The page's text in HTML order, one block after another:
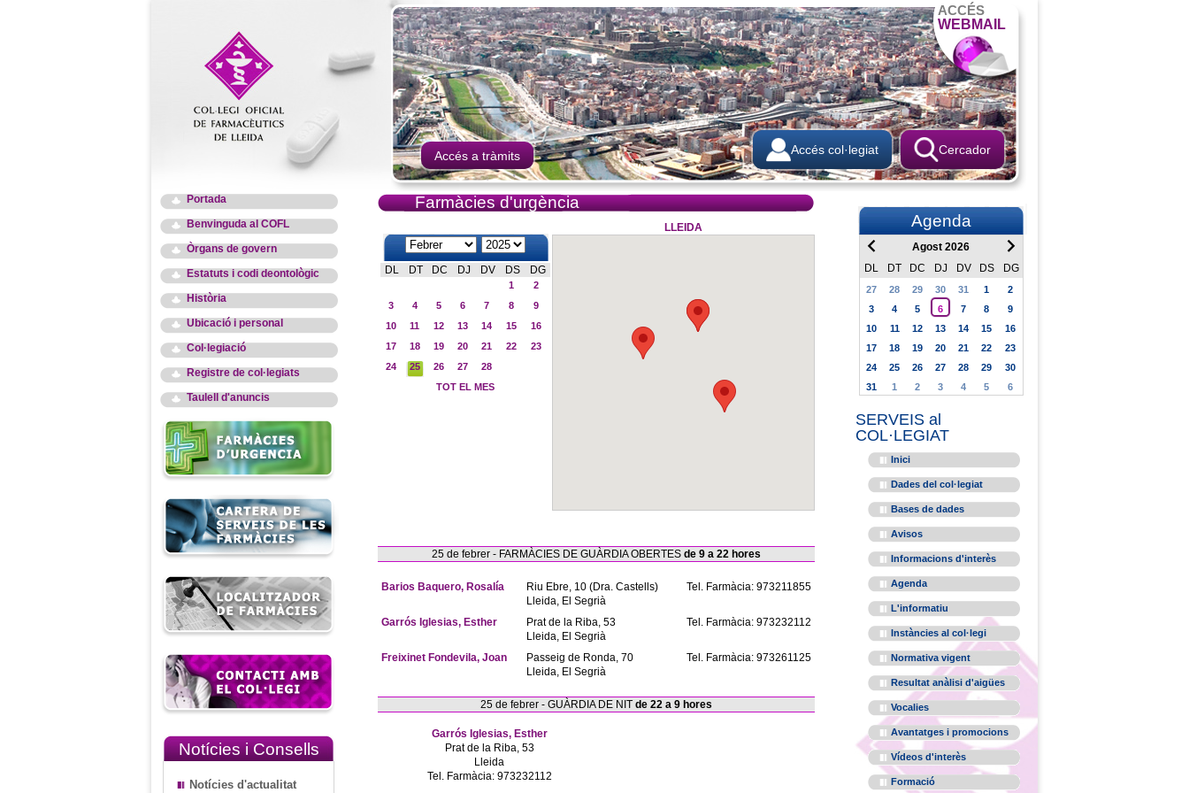
ACCÉS
WEBMAIL
Accés a tràmits Cercador
Accés col·legiat
Portada
Benvinguda al COFL
Òrgans de govern
Estatuts i codi deontològic
Història
Ubicació i personal
Col·legiació
Registre de col·legiats
Taulell d'anuncis
Notícies i Consells
Notícies d'actualitat
Farmàcies d'urgència
DL DT DC DJ DV DS DG
1
2
3
4 5 6 7 8
9
10
11 12 13 14 15
16
17
18 19 20 21 22
23
24
25 26 27
28
TOT EL MES
LLEIDA
25 de febrer - FARMÀCIES DE GUÀRDIA OBERTES de 9 a 22 hores
Barios Baquero, Rosalía
Riu Ebre, 10 (Dra. Castells)
Lleida, El Segrià
Tel. Farmàcia: 973211855
Garrós Iglesias, Esther
Prat de la Riba, 53
Lleida, El Segrià
Tel. Farmàcia: 973232112
Freixinet Fondevila, Joan
Passeig de Ronda, 70
Lleida, El Segrià
Tel. Farmàcia: 973261125
25 de febrer - GUÀRDIA DE NIT de 22 a 9 hores
Garrós Iglesias, Esther
Prat de la Riba, 53
Lleida
Tel. Farmàcia: 973232112
Agenda
Agost 2026
DL
DT DC DJ DV DS DG
27 28 29 30 31 1
2
3
4 5 6 7 8
9
10
11 12 13 14 15
16
17
18 19 20 21 22
23
24
25 26 27 28 29
30
31
1 2 3 4 5 6
SERVEIS al
COL·LEGIAT
Inici
Dades del col·legiat
Bases de dades
Avisos
Informacions d'interès
Agenda
L'informatiu
Instàncies al col·legi
Normativa vigent
Resultat anàlisi d'aigües
Vocalies
Avantatges i promocions
Vídeos d'interès
Formació